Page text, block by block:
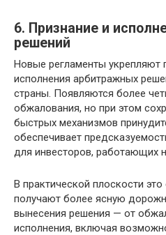
6. Признание и
решений
Новые регламенты укрепляют
исполнения арбитражных
страны. Появляются более
обжалования, но при этом
быстрых механизмов
обеспечивает
для инвесторов, работающих
В практической плоскости
получают более ясную
вынесения решения — от
исполнения, включая